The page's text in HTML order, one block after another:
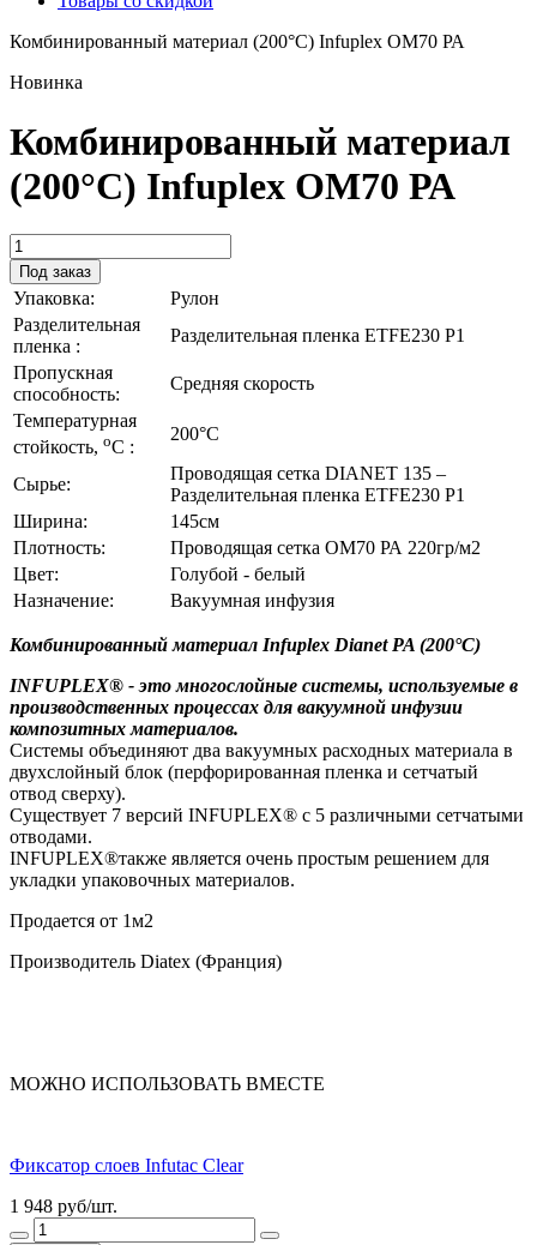
Комбинированный материал (200°C) Infuplex ОМ70 РА
Новинка
Комбинированный материал
(200°C) Infuplex ОМ70 РА
Под заказ
Упаковка:
Рулон
Разделительная
пленка :
Разделительная пленка ETFE230 Р1
Пропускная
способность:
Средняя скорость
Температурная
стойкость, oС :
200°C
Сырье:
Проводящая сетка DIANET 135 –
Разделительная пленка ETFE230 P1
Ширина:
145см
Плотность:
Проводящая сетка OM70 РА 220гр/м2
Цвет:
Голубой - белый
Назначение:
Вакуумная инфузия
Комбинированный материал Infuplex Dianet PA (200°C)
INFUPLEX® - это многослойные системы, используемые в
производственных процессах для вакуумной инфузии
композитных материалов.
Системы объединяют два вакуумных расходных материала в
двухслойный блок (перфорированная пленка и сетчатый
отвод сверху).
Существует 7 версий INFUPLEX® с 5 различными сетчатыми
отводами.
INFUPLEX®также является очень простым решением для
укладки упаковочных материалов.
Продается от 1м2
Производитель Diatex (Франция)
МОЖНО ИСПОЛЬЗОВАТЬ ВМЕСТЕ
Фиксатор слоев Infutac Clear
1 948 руб/шт.